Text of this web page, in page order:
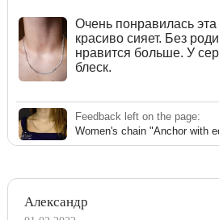
Очень понравилась
красиво сияет. Без
нравится больше. У
блеск.
Feedback left on the page:
Александр